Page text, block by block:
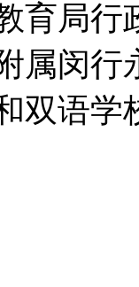
育局
属闵行
双语学